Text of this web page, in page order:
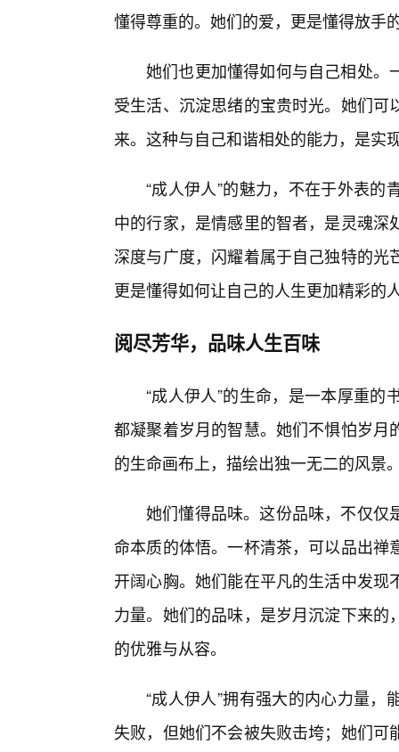
懂得尊重的。她们的爱，更是懂得放手
她们也更加懂得如何与自己相处。
受生活、沉淀思绪的宝贵时光。她们
来。这种与自己和谐相处的能力，是实
“成人伊人”的魅力，不在于外表
中的行家，是情感里的智者，是灵魂
深度与广度，闪耀着属于自己独特的
更是懂得如何让自己的人生更加精彩的
阅尽芳华，品味人生百味
“成人伊人”的生命，是一本厚重
都凝聚着岁月的智慧。她们不惧怕岁
的生命画布上，描绘出独一无二的风景
她们懂得品味。这份品味，不仅仅
命本质的体悟。一杯清茶，可以品出
开阔心胸。她们能在平凡的生活中发
力量。她们的品味，是岁月沉淀下来
的优雅与从容。
“成人伊人”拥有强大的内心力量
失败，但她们不会被失败击垮；她们